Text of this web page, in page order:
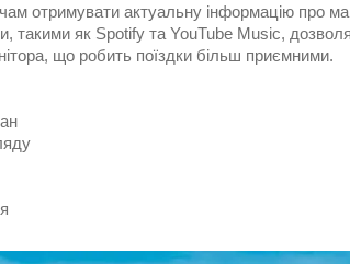
отримувати актуальну інформацію про
такими як Spotify та YouTube Music,
що робить поїздки більш приємними.